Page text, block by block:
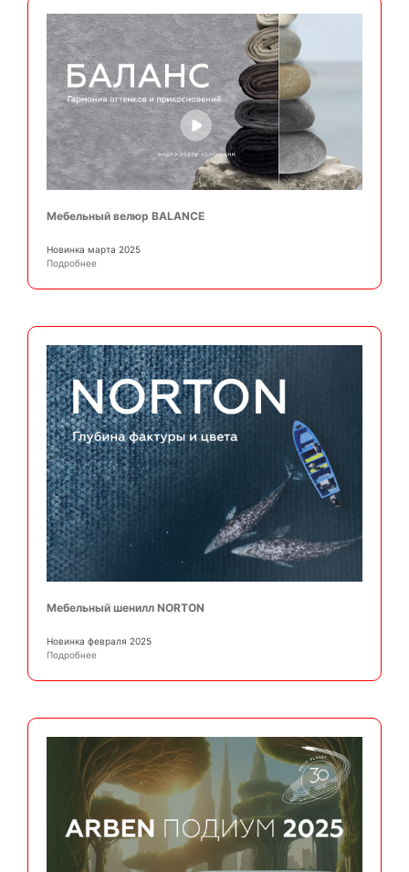
Мебельный велюр BALANCE
Новинка марта 2025
Подробнее
Мебельный шенилл NORTON
Новинка февраля 2025
Подробнее